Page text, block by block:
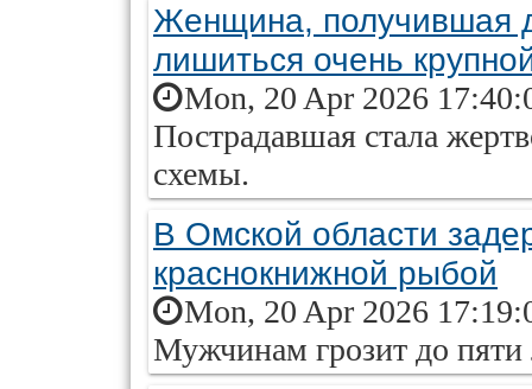
Женщина, получившая
лишиться очень
Mon, 20 Apr 2026
Пострадавшая стала
схемы.
В Омской области
краснокнижной рыбой
Mon, 20 Apr 2026
Мужчинам грозит до